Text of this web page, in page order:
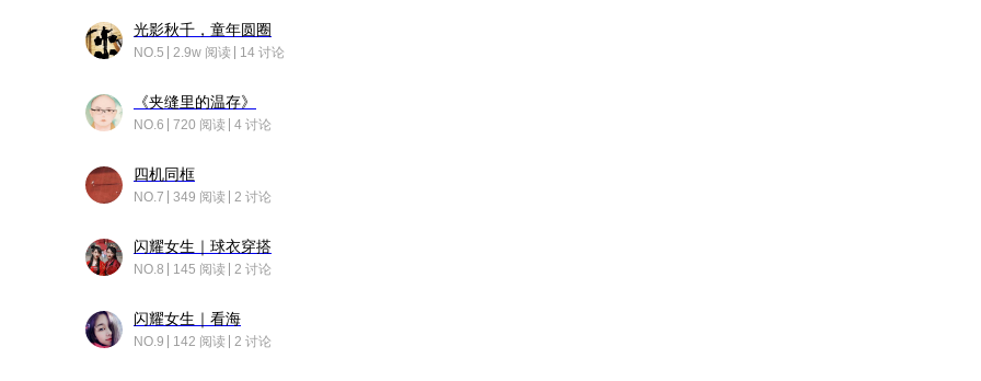
光影秋千，童年圆圈
NO.5 2.9w 阅读 14 讨论
《夹缝里的温存》
NO.6 720 阅读 4 讨论
四机同框
NO.7 349 阅读 2 讨论
闪耀女生｜球衣穿搭
NO.8 145 阅读 2 讨论
闪耀女生｜看海
NO.9 142 阅读 2 讨论